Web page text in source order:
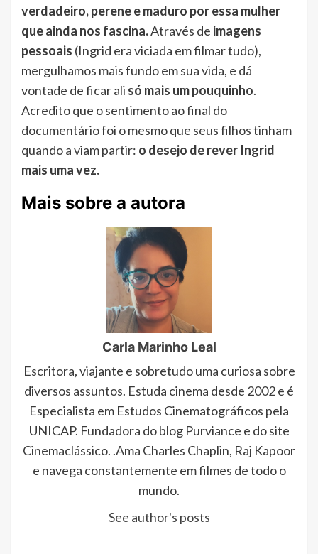
verdadeiro, perene e maduro por essa mulher
que ainda nos fascina.Através de imagens
pessoais (Ingrid era viciada em filmar tudo),
mergulhamos mais fundo em sua vida, e dá
vontade de ficar ali só mais um pouquinho.
Acredito que o sentimento ao final do
documentário foi o mesmo que seus filhos tinham
quando a viam partir: o desejo de rever Ingrid
mais uma vez.
Mais sobre a autora
Carla Marinho Leal
Escritora, viajante e sobretudo uma curiosa sobre
diversos assuntos. Estuda cinema desde 2002 e é
Especialista em Estudos Cinematográficos pela
UNICAP. Fundadora do blog Purviance e do site
Cinemaclássico. .Ama Charles Chaplin, Raj Kapoor
e navega constantemente em filmes de todo o
mundo.
See author's posts